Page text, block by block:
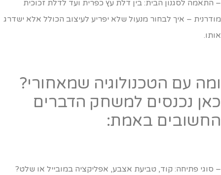
התאמה לסגנון הבית: בין דלת עץ כפרית ועד לדלת זכוכית
– איך לבחור מנעול שלא יפריע לעיצוב הכולל אלא ישדרג
עם הטכנולוגיה שמאחורי?
נכנסים למשחק הדברים
באמת:
סוגי פתיחה: קוד, טביעת אצבע, אפליקציה במובייל או שלט?